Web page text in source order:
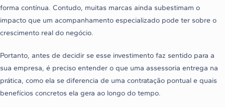
forma contínua. Contudo, muitas marcas ainda subestimam o
impacto que um acompanhamento especializado pode ter sobre o
crescimento real do negócio.
Portanto, antes de decidir se esse investimento faz sentido para a
sua empresa, é preciso entender o que uma assessoria entrega na
prática, como ela se diferencia de uma contratação pontual e quais
benefícios concretos ela gera ao longo do tempo.